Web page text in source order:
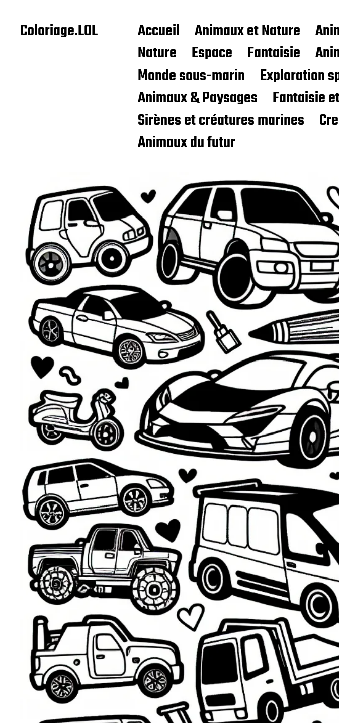
Coloriage.LOL Accueil Animaux et Nature
Nature
Espace Fantaisie
Monde sous-marin
Exploration
Animaux & Paysages
Fantaisie
Sirènes et créatures marines
Animaux du futur